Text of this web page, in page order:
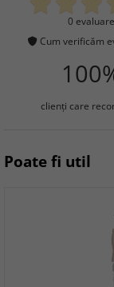
0 evaluare
Cum verificăm
clienţi care
Poate fi util